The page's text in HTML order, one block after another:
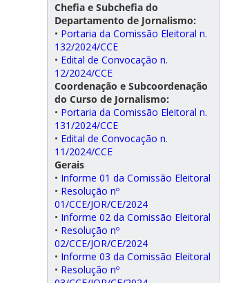
Chefia e Subchefia do
Departamento de Jornalismo:
• Portaria da Comissão Eleitoral n.
132/2024/CCE
• Edital de Convocação n.
12/2024/CCE
Coordenação e Subcoordenação
do Curso de Jornalismo:
• Portaria da Comissão Eleitoral n.
131/2024/CCE
• Edital de Convocação n.
11/2024/CCE
Gerais
• Informe 01 da Comissão Eleitoral
• Resolução nº
01/CCE/JOR/CE/2024
• Informe 02 da Comissão Eleitoral
• Resolução nº
02/CCE/JOR/CE/2024
• Informe 03 da Comissão Eleitoral
• Resolução nº